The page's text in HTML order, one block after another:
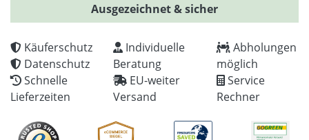
Ausgezeichnet & sicher
Käuferschutz
Datenschutz
Schnelle
Lieferzeiten
Individuelle
Beratung
EU-weiter
Versand
Abholungen
möglich
Service
Rechner